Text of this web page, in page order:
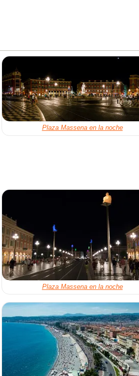
Plaza Massena en la noche
Plaza Massena en la noche